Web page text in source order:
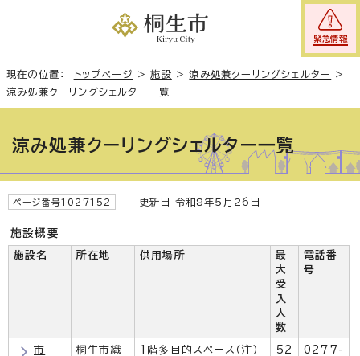
緊急情報
現在の位置： トップページ >施設 >涼み処兼クーリングシェルター
>
涼み処兼クーリングシェルター一覧
涼み処兼クーリングシェルター一覧
ページ番号1027152 更新日 令和8年5月26日
施設概要
施設名 所在地 供用場所
最
大
受
入
人
数
電話番
号
市
桐生市織
1階多目的スペース（注）
52
0277-